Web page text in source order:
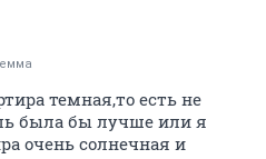
темная,то есть не
была бы лучше или я
очень солнечная и